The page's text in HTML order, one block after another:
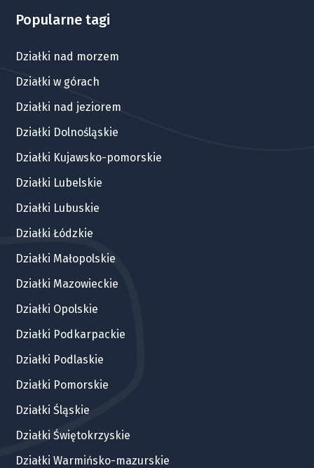
Popularne tagi
Działki nad morzem
Działki w górach
Działki nad jeziorem
Działki Dolnośląskie
Działki Kujawsko-pomorskie
Działki Lubelskie
Działki Lubuskie
Działki Łódzkie
Działki Małopolskie
Działki Mazowieckie
Działki Opolskie
Działki Podkarpackie
Działki Podlaskie
Działki Pomorskie
Działki Śląskie
Działki Świętokrzyskie
Działki Warmińsko-mazurskie